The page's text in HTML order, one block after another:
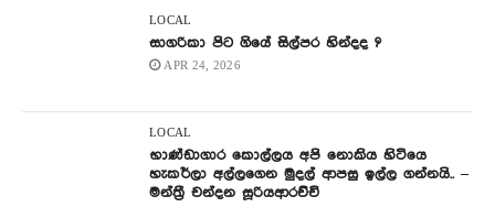
LOCAL
සාගරිකා පිට ගියේ සිල්පර හින්දද ?
APR 24, 2026
LOCAL
භාණ්ඩාගාර කොල්ලය අපි නොකිය හිටියෙ
හැකර්ලා අල්ලගෙන මුදල් ආපසු ඉල්ල ගන්නයි.. –
මන්ත්‍රී චන්දන සූරියආරච්චි